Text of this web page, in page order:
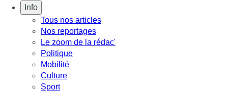
Info
Tous nos articles
Nos reportages
Le zoom de la rédac'
Politique
Mobilité
Culture
Sport